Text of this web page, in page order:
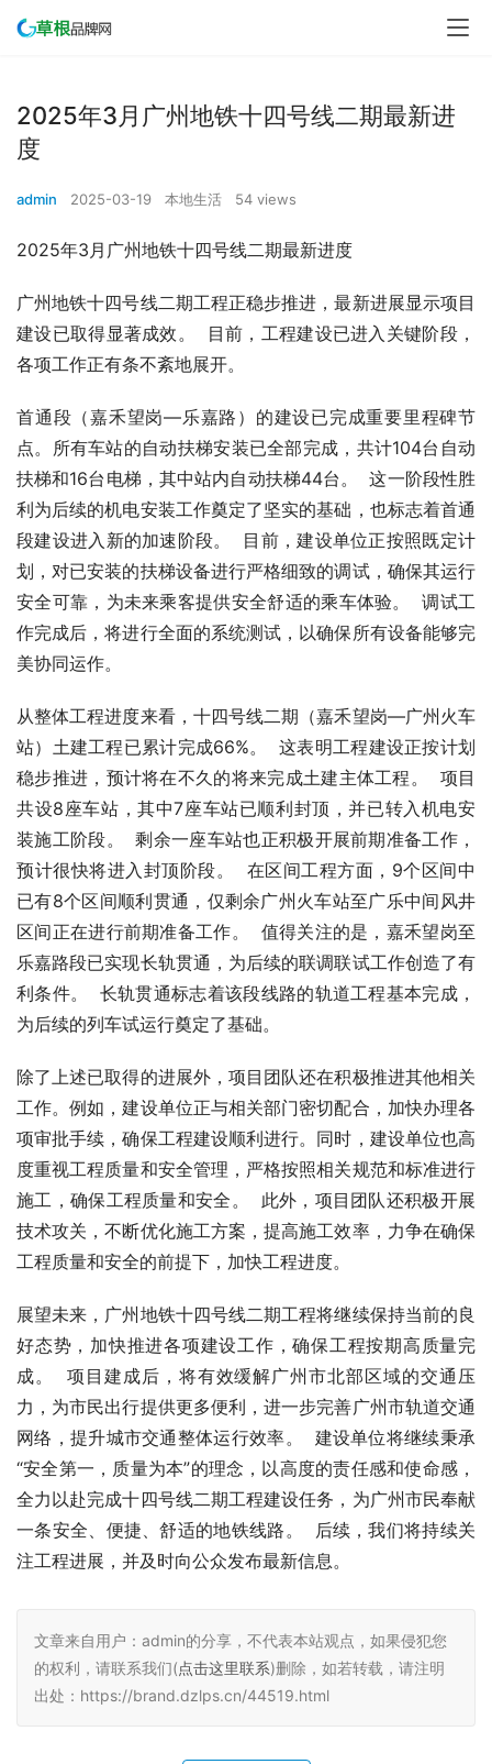
2025年3月广州地铁十四号线二期最新进
度
admin 2025-03-19 本地生活 54 views
2025年3月广州地铁十四号线二期最新进度
广州地铁十四号线二期工程正稳步推进，最新进展显示项目
建设已取得显著成效。  目前，工程建设已进入关键阶段，
各项工作正有条不紊地展开。
首通段（嘉禾望岗—乐嘉路）的建设已完成重要里程碑节
点。所有车站的自动扶梯安装已全部完成，共计104台自动
扶梯和16台电梯，其中站内自动扶梯44台。  这一阶段性胜
利为后续的机电安装工作奠定了坚实的基础，也标志着首通
段建设进入新的加速阶段。  目前，建设单位正按照既定计
划，对已安装的扶梯设备进行严格细致的调试，确保其运行
安全可靠，为未来乘客提供安全舒适的乘车体验。  调试工
作完成后，将进行全面的系统测试，以确保所有设备能够完
美协同运作。
从整体工程进度来看，十四号线二期（嘉禾望岗—广州火车
站）土建工程已累计完成66%。  这表明工程建设正按计划
稳步推进，预计将在不久的将来完成土建主体工程。  项目
共设8座车站，其中7座车站已顺利封顶，并已转入机电安
装施工阶段。  剩余一座车站也正积极开展前期准备工作，
预计很快将进入封顶阶段。  在区间工程方面，9个区间中
已有8个区间顺利贯通，仅剩余广州火车站至广乐中间风井
区间正在进行前期准备工作。  值得关注的是，嘉禾望岗至
乐嘉路段已实现长轨贯通，为后续的联调联试工作创造了有
利条件。  长轨贯通标志着该段线路的轨道工程基本完成，
为后续的列车试运行奠定了基础。
除了上述已取得的进展外，项目团队还在积极推进其他相关
工作。例如，建设单位正与相关部门密切配合，加快办理各
项审批手续，确保工程建设顺利进行。同时，建设单位也高
度重视工程质量和安全管理，严格按照相关规范和标准进行
施工，确保工程质量和安全。  此外，项目团队还积极开展
技术攻关，不断优化施工方案，提高施工效率，力争在确保
工程质量和安全的前提下，加快工程进度。
展望未来，广州地铁十四号线二期工程将继续保持当前的良
好态势，加快推进各项建设工作，确保工程按期高质量完
成。  项目建成后，将有效缓解广州市北部区域的交通压
力，为市民出行提供更多便利，进一步完善广州市轨道交通
网络，提升城市交通整体运行效率。  建设单位将继续秉承
“安全第一，质量为本”的理念，以高度的责任感和使命感，
全力以赴完成十四号线二期工程建设任务，为广州市民奉献
一条安全、便捷、舒适的地铁线路。  后续，我们将持续关
注工程进展，并及时向公众发布最新信息。
文章来自用户：admin的分享，不代表本站观点，如果侵犯您
的权利，请联系我们(点击这里联系)删除，如若转载，请注明
出处：https://brand.dzlps.cn/44519.html